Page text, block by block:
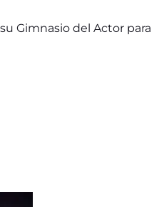
Gimnasio del Actor